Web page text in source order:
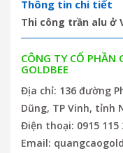
Thông tin chi tiết
Thi công trần alu ở
CÔNG TY CỔ PHẦN
GOLDBEE
Địa chỉ: 136 đường
Dũng, TP Vinh, tỉnh
Điện thoại: 0915 115
Email: